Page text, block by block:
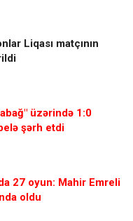
Liqası matçının
üzərində 1:0
şərh etdi
27 oyun: Mahir Emreli
oldu